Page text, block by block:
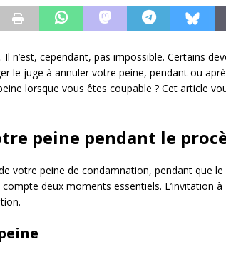
n’est, cependant, pas impossible. Certains
le juge à annuler votre peine, pendant ou
lorsque vous êtes coupable ? Cet article
peine pendant le
votre peine de condamnation, pendant que le
deux moments essentiels. L’invitation à